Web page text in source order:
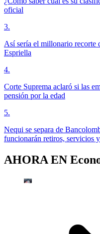
oficial
3.
Así sería el millonario recorte
Espriella
4.
Corte Suprema aclaró si las
pensión por la edad
5.
Nequi se separa de
funcionarán retiros, servicios
AHORA EN